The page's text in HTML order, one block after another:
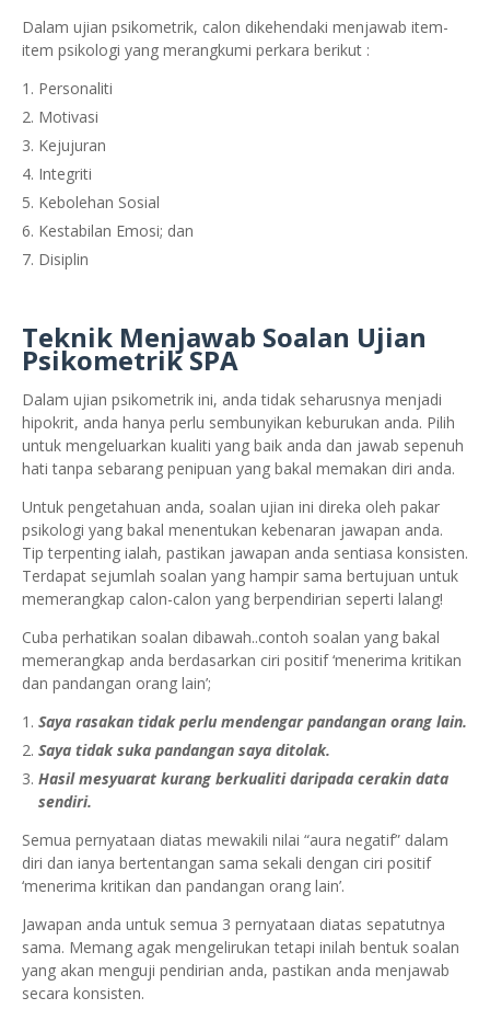
Dalam ujian psikometrik, calon dikehendaki menjawab item-
item psikologi yang merangkumi perkara berikut :
Personaliti
Motivasi
Kejujuran
Integriti
Kebolehan Sosial
Kestabilan Emosi; dan
Disiplin
Teknik Menjawab Soalan Ujian
Psikometrik SPA
Dalam ujian psikometrik ini, anda tidak seharusnya menjadi
hipokrit, anda hanya perlu sembunyikan keburukan anda. Pilih
untuk mengeluarkan kualiti yang baik anda dan jawab sepenuh
hati tanpa sebarang penipuan yang bakal memakan diri anda.
Untuk pengetahuan anda, soalan ujian ini direka oleh pakar
psikologi yang bakal menentukan kebenaran jawapan anda.
Tip terpenting ialah, pastikan jawapan anda sentiasa konsisten.
Terdapat sejumlah soalan yang hampir sama bertujuan untuk
memerangkap calon-calon yang berpendirian seperti lalang!
Cuba perhatikan soalan dibawah..contoh soalan yang bakal
memerangkap anda berdasarkan ciri positif ‘menerima kritikan
dan pandangan orang lain’;
Saya rasakan tidak perlu mendengar pandangan orang lain.
Saya tidak suka pandangan saya ditolak.
Hasil mesyuarat kurang berkualiti daripada cerakin data
sendiri.
Semua pernyataan diatas mewakili nilai “aura negatif” dalam
diri dan ianya bertentangan sama sekali dengan ciri positif
‘menerima kritikan dan pandangan orang lain’.
Jawapan anda untuk semua 3 pernyataan diatas sepatutnya
sama. Memang agak mengelirukan tetapi inilah bentuk soalan
yang akan menguji pendirian anda, pastikan anda menjawab
secara konsisten.